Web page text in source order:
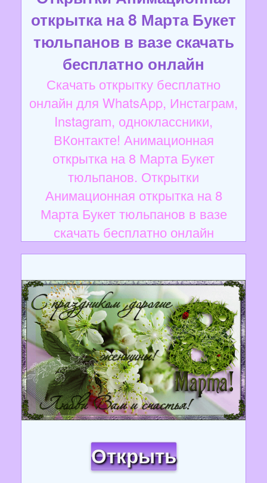
открытка на 8 Марта Букет
тюльпанов в вазе скачать
бесплатно онлайн
Скачать открытку бесплатно
онлайн для WhatsApp, Инстаграм,
Instagram, одноклассники,
ВКонтакте! Анимационная
открытка на 8 Марта Букет
тюльпанов. Открытки
Анимационная открытка на 8
Марта Букет тюльпанов в вазе
скачать бесплатно онлайн
Открыть